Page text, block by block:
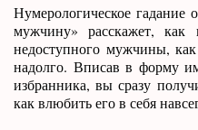
Нумерологическое
мужчину» расскажет, как
недоступного мужчины, как
надолго. Вписав в форму
избранника, вы сразу
как влюбить его в себя